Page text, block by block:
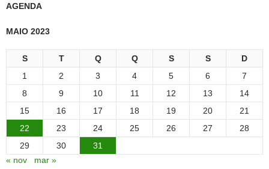
AGENDA
MAIO 2023
S T Q Q S S
D
1
2 3 4 5 6
7
8
9 10 11 12 13
14
15
16 17 18 19 20
21
22
23 24 25 26 27
28
29
30
31
« nov
mar »